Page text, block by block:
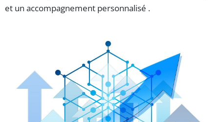
et un accompagnement personnalisé .